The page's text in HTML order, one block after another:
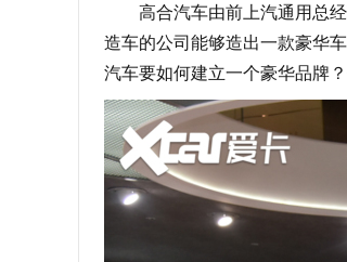
高合汽车由前上汽通用总经
造车的公司能够造出一款豪华
汽车要如何建立一个豪华品牌